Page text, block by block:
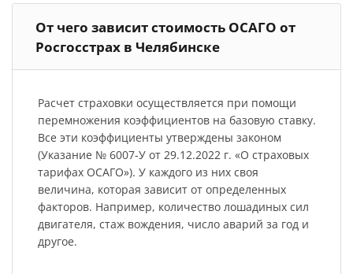
От чего зависит стоимость ОСАГО от
Росгосстрах в Челябинске
Расчет страховки осуществляется при помощи
перемножения коэффициентов на базовую ставку.
Все эти коэффициенты утверждены законом
(Указание № 6007-У от 29.12.2022 г. «О страховых
тарифах ОСАГО»). У каждого из них своя
величина, которая зависит от определенных
факторов. Например, количество лошадиных сил
двигателя, стаж вождения, число аварий за год и
другое.